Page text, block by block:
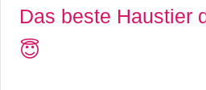
Das beste Haustier
😇